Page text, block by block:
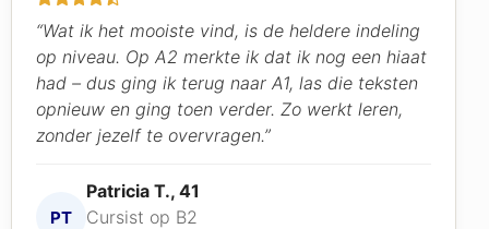
“Wat ik het mooiste vind, is de heldere indeling
op niveau. Op A2 merkte ik dat ik nog een hiaat
had – dus ging ik terug naar A1, las die teksten
opnieuw en ging toen verder. Zo werkt leren,
zonder jezelf te overvragen.”
PT
Patricia T., 41
Cursist op B2